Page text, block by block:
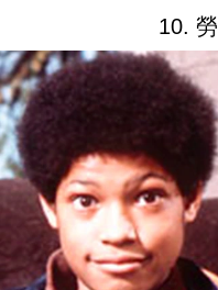
10.